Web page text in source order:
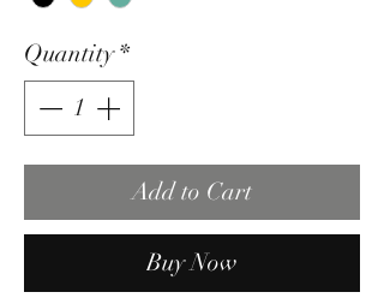
Quantity *
Add to Cart
Buy Now